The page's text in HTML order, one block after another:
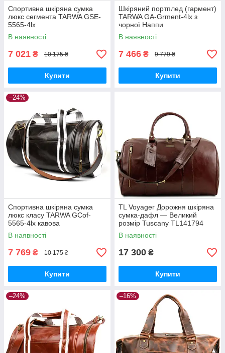
Спортивна шкіряна сумка
люкс сегмента TARWA GSE-
5565-4lx
В наявності
7 021 ₴ 10 175 ₴
Купити
Шкіряний портплед (гармент)
TARWA GA-Grment-4lx з
чорної Наппи
В наявності
7 466 ₴ 9 779 ₴
Купити
–24%
Спортивна шкіряна сумка
люкс класу TARWA GCof-
5565-4lx кавова
В наявності
7 769 ₴ 10 175 ₴
Купити
TL Voyager Дорожня шкіряна
сумка-дафл — Великий
розмір Tuscany TL141794
(Коричневий)
В наявності
17 300 ₴
Купити
–24% –16%